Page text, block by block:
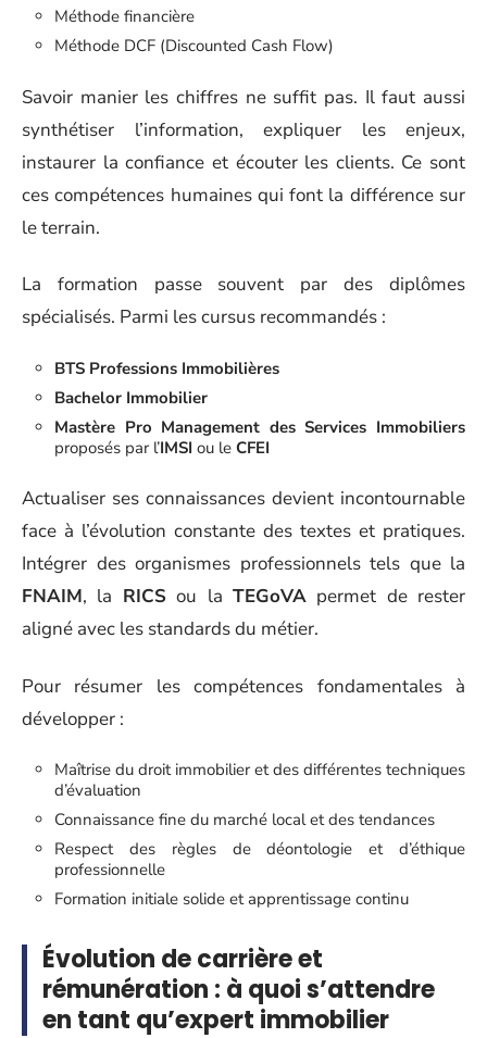
Méthode financière
Méthode DCF (Discounted Cash Flow)
Savoir manier les chiffres ne suffit pas. Il faut aussi
synthétiser l’information, expliquer les enjeux,
instaurer la confiance et écouter les clients. Ce sont
ces compétences humaines qui font la différence sur
le terrain.
La formation passe souvent par des diplômes
spécialisés. Parmi les cursus recommandés :
BTS Professions Immobilières
Bachelor Immobilier
Mastère Pro Management des Services Immobiliers
proposés par l’IMSI ou le CFEI
Actualiser ses connaissances devient incontournable
face à l’évolution constante des textes et pratiques.
Intégrer des organismes professionnels tels que la
FNAIM, la RICSou la TEGoVApermet de rester
aligné avec les standards du métier.
Pour résumer les compétences fondamentales à
développer :
Maîtrise du droit immobilier et des différentes techniques
d’évaluation
Connaissance fine du marché local et des tendances
Respect des règles de déontologie et d’éthique
professionnelle
Formation initiale solide et apprentissage continu
Évolution de carrière et
rémunération : à quoi s’attendre
en tant qu’expert immobilier